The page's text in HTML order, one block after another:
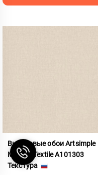
Виниловые обои Artsimple
Mixture Textile A101303
Текстура